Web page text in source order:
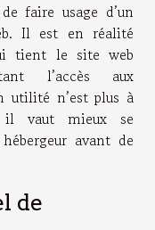
faire usage d’un
Il est en réalité
tient le site web
l’accès aux
utilité n’est plus à
il vaut mieux se
avant de
de